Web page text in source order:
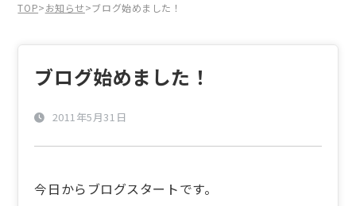
TOP>お知らせ>ブログ始めました！
ブログ始めました！
2011年5月31日
今日からブログスタートです。